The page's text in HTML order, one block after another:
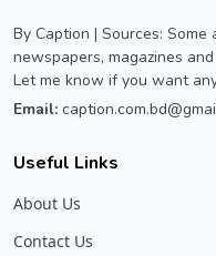
By Caption | Sources:
newspapers, magazines
Let me know if you want
Email:
Useful Links
About Us
Contact Us